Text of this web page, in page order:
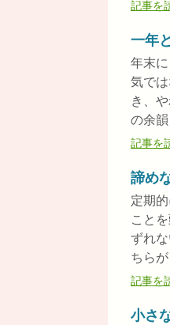
記事を
一年
年末
気で
き、
の余
記事を
諦め
定期
こと
ずれ
ちら
記事を
小さ